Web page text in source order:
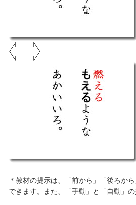
＊教材の提示は、「前から」「後ろか
できます。また、「手動」と「自動」の